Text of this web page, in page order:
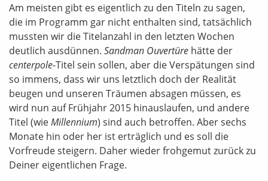
Am meisten gibt es eigentlich zu den Titeln zu sagen,
die im Programm gar nicht enthalten sind, tatsächlich
mussten wir die Titelanzahl in den letzten Wochen
deutlich ausdünnen. Sandman Ouvertüre hätte der
centerpole-Titel sein sollen, aber die Verspätungen sind
so immens, dass wir uns letztlich doch der Realität
beugen und unseren Träumen absagen müssen, es
wird nun auf Frühjahr 2015 hinauslaufen, und andere
Titel (wieMillennium) sind auch betroffen. Aber sechs
Monate hin oder her ist erträglich und es soll die
Vorfreude steigern. Daher wieder frohgemut zurück zu
Deiner eigentlichen Frage.